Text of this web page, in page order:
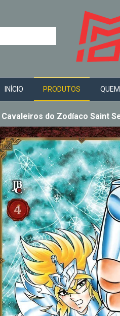
INÍCIO PRODUTOS
Cavaleiros do Zodíaco Saint